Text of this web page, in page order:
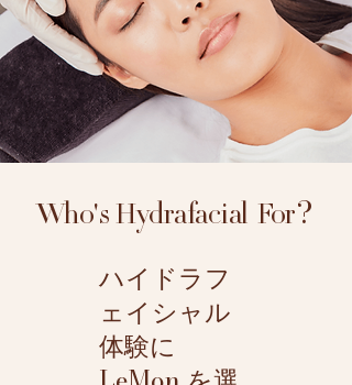
Who's Hydrafacial For?
ハイドラフ
ェイシャル
体験に